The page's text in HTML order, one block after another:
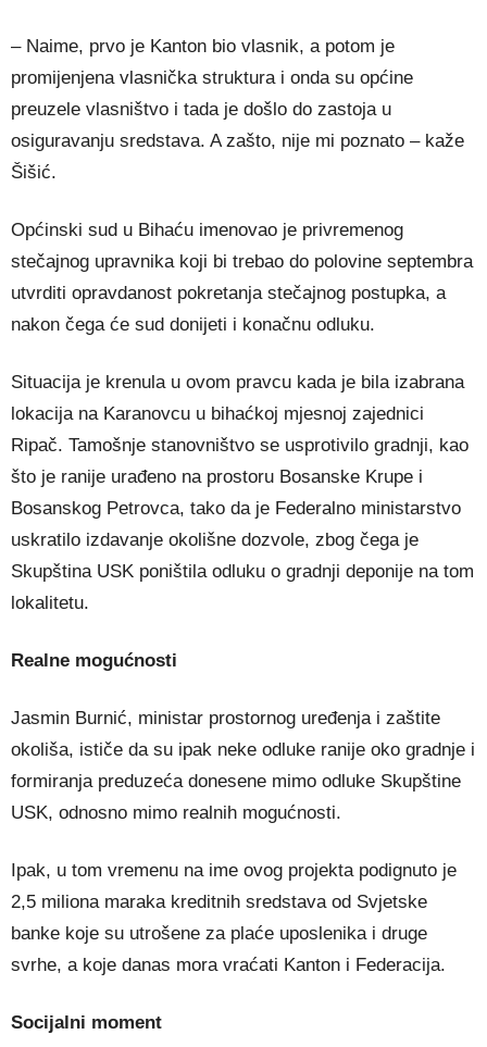
– Naime, prvo je Kanton bio vlasnik, a potom je
promijenjena vlasnička struktura i onda su općine
preuzele vlasništvo i tada je došlo do zastoja u
osiguravanju sredstava. A zašto, nije mi poznato – kaže
Šišić.
Općinski sud u Bihaću imenovao je privremenog
stečajnog upravnika koji bi trebao do polovine septembra
utvrditi opravdanost pokretanja stečajnog postupka, a
nakon čega će sud donijeti i konačnu odluku.
Situacija je krenula u ovom pravcu kada je bila izabrana
lokacija na Karanovcu u bihaćkoj mjesnoj zajednici
Ripač. Tamošnje stanovništvo se usprotivilo gradnji, kao
što je ranije urađeno na prostoru Bosanske Krupe i
Bosanskog Petrovca, tako da je Federalno ministarstvo
uskratilo izdavanje okolišne dozvole, zbog čega je
Skupština USK poništila odluku o gradnji deponije na tom
lokalitetu.
Realne mogućnosti
Jasmin Burnić, ministar prostornog uređenja i zaštite
okoliša, ističe da su ipak neke odluke ranije oko gradnje i
formiranja preduzeća donesene mimo odluke Skupštine
USK, odnosno mimo realnih mogućnosti.
Ipak, u tom vremenu na ime ovog projekta podignuto je
2,5 miliona maraka kreditnih sredstava od Svjetske
banke koje su utrošene za plaće uposlenika i druge
svrhe, a koje danas mora vraćati Kanton i Federacija.
Socijalni moment